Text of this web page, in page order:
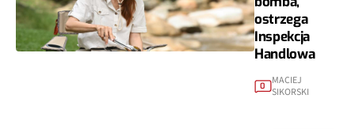
ostrzega
Inspekcja
Handlowa
0
MACIEJ
SIKORSKI